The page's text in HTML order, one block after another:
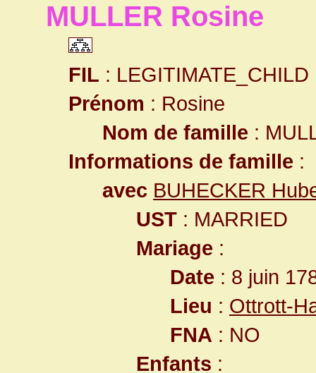
MULLER Rosine
FIL : LEGITIMATE_CHILD
Prénom : Rosine
Nom de famille :
Informations de famille :
avec BUHECKER
UST : MARRIED
Mariage :
Date : 8 juin
Lieu : Ottrott-
FNA : NO
Enfants :